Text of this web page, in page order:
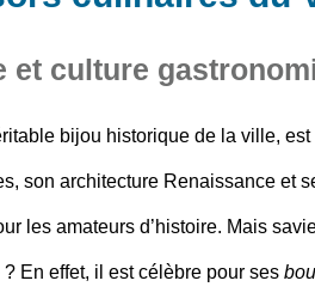
et culture
bijou historique de la ville, est
son architecture Renaissance et
les amateurs d’histoire. Mais
? En effet, il est célèbre pour ses